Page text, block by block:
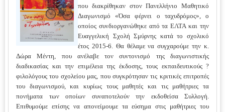
που διακρίθηκαν στον Πανελλήνιο Μαθητικό
Διαγωνισμό «Όσα φέρνει ο ταχυδρόμος», ο
οποίος συνδιοργανώθηκε από τα ΕΛΤΑ και την
Ευαγγελική Σχολή Σμύρνης κατά το σχολικό
έτος 2015-6. Θα θέλαμε να συγχαρούμε την κ.
Δώρα Μέντη, που ανέλαβε τον συντονισμό της διαγωνιστικής
διαδικασίας και την επιμέλεια της έκδοσης, τους εκπαιδευτικούς ?
φιλολόγους του σχολείου μας, που συγκρότησαν τις κριτικές επιτροπές
του διαγωνισμού, και κυρίως τους μαθητές και τις μαθήτριες τα
πονήματα των οποίων συναποτελούν την εκδοθείσα Συλλογή.
Επιθυμούμε επίσης να απονείμουμε τα εύσημα στις μαθήτριες του